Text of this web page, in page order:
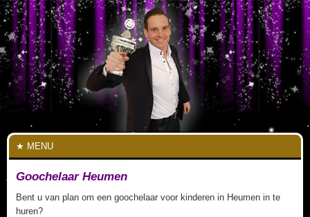
MENU
Goochelaar Heumen
Bent u van plan om een goochelaar voor kinderen in Heumen in te
huren?